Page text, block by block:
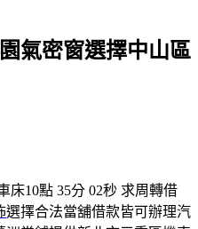
氣密窗選擇中山區
床10點 35分 02秒 求周轉借
選擇合法當舖借款皆可辦理汽